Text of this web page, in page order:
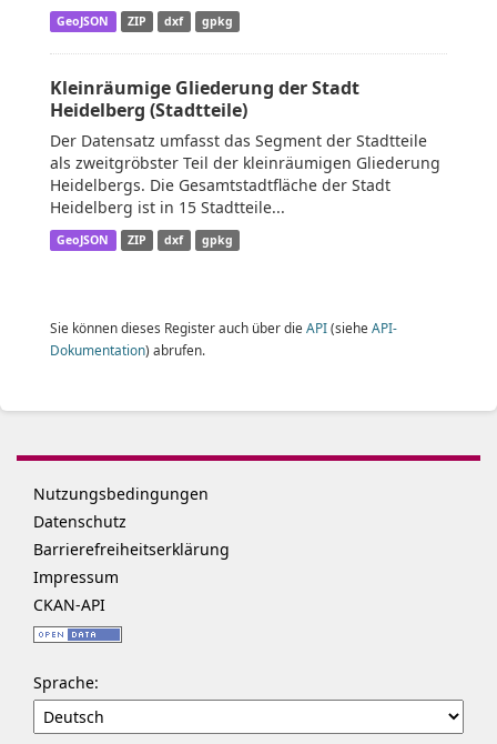
GeoJSON ZIP dxf gpkg
Kleinräumige Gliederung der Stadt
Heidelberg (Stadtteile)
Der Datensatz umfasst das Segment der Stadtteile
als zweitgröbster Teil der kleinräumigen Gliederung
Heidelbergs. Die Gesamtstadtfläche der Stadt
Heidelberg ist in 15 Stadtteile...
GeoJSON ZIP dxf gpkg
Sie können dieses Register auch über die API(siehe API-
Dokumentation) abrufen.
Nutzungsbedingungen
Datenschutz
Barrierefreiheitserklärung
Impressum
CKAN-API
Sprache